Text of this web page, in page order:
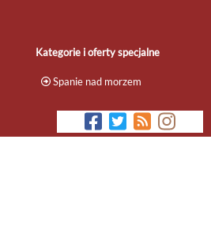
Kategorie i oferty specjalne
Spanie nad morzem